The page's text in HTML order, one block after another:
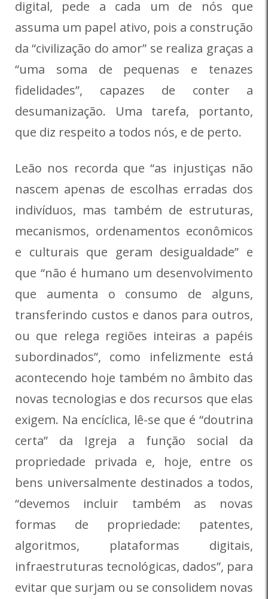
digital, pede a cada um de nós que
assuma um papel ativo, pois a construção
da “civilização do amor” se realiza graças a
“uma soma de pequenas e tenazes
fidelidades”, capazes de conter a
desumanização. Uma tarefa, portanto,
que diz respeito a todos nós, e de perto.
Leão nos recorda que “as injustiças não
nascem apenas de escolhas erradas dos
indivíduos, mas também de estruturas,
mecanismos, ordenamentos econômicos
e culturais que geram desigualdade” e
que “não é humano um desenvolvimento
que aumenta o consumo de alguns,
transferindo custos e danos para outros,
ou que relega regiões inteiras a papéis
subordinados”, como infelizmente está
acontecendo hoje também no âmbito das
novas tecnologias e dos recursos que elas
exigem. Na encíclica, lê-se que é “doutrina
certa” da Igreja a função social da
propriedade privada e, hoje, entre os
bens universalmente destinados a todos,
“devemos incluir também as novas
formas de propriedade: patentes,
algoritmos, plataformas digitais,
infraestruturas tecnológicas, dados”, para
evitar que surjam ou se consolidem novas